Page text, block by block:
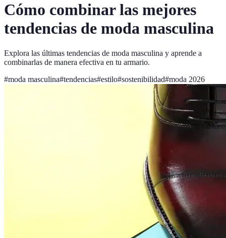
Cómo combinar las mejores
tendencias de moda masculina
Explora las últimas tendencias de moda masculina y aprende a
combinarlas de manera efectiva en tu armario.
#moda masculina#tendencias#estilo#sostenibilidad#moda 2026